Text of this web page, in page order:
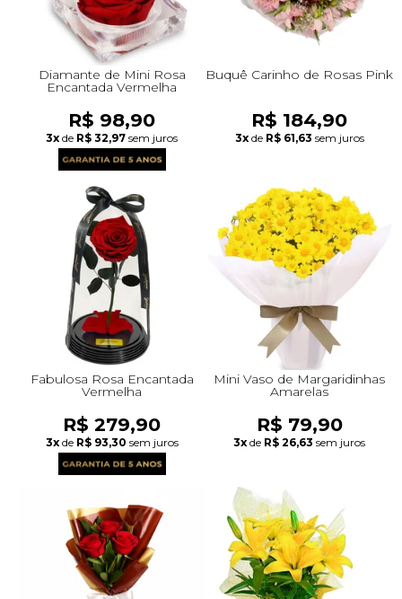
Diamante de Mini Rosa
Encantada Vermelha
R$ 98,90
3x de R$ 32,97 sem juros
Buquê Carinho de Rosas Pink
R$ 184,90
3x de R$ 61,63 sem juros
Fabulosa Rosa Encantada
Vermelha
R$ 279,90
3x de R$ 93,30 sem juros
Mini Vaso de Margaridinhas
Amarelas
R$ 79,90
3x de R$ 26,63 sem juros